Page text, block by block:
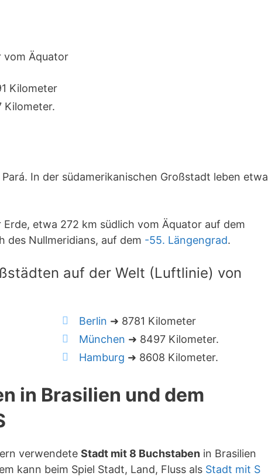
vom Äquator
Kilometer
Kilometer.
In der südamerikanischen Großstadt leben etwa
etwa 272 km südlich vom Äquator auf dem
des Nullmeridians, auf dem -55. Längengrad.
auf der Welt (Luftlinie) von
Berlin ➜ 8781 Kilometer
München ➜ 8497 Kilometer.
Hamburg ➜ 8608 Kilometer.
in Brasilien und dem
verwendete Stadt mit 8 Buchstaben in Brasilien
kann beim Spiel Stadt, Land, Fluss als Stadt mit S